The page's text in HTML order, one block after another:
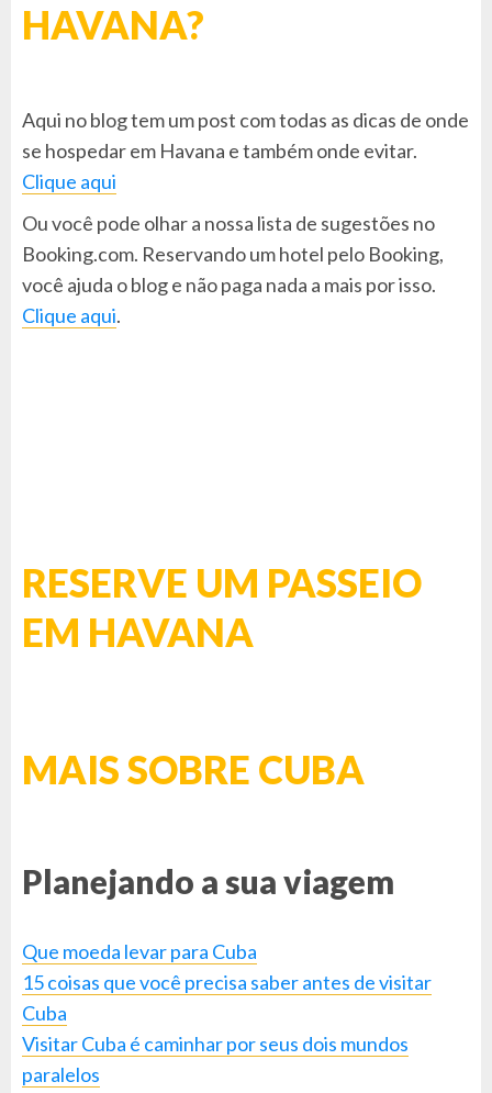
HAVANA?
Aqui no blog tem um post com todas as dicas de onde
se hospedar em Havana e também onde evitar.
Clique aqui
Ou você pode olhar a nossa lista de sugestões no
Booking.com. Reservando um hotel pelo Booking,
você ajuda o blog e não paga nada a mais por isso.
Clique aqui.
RESERVE UM PASSEIO
EM HAVANA
MAIS SOBRE CUBA
Planejando a sua viagem
Que moeda levar para Cuba
15 coisas que você precisa saber antes de visitar
Cuba
Visitar Cuba é caminhar por seus dois mundos
paralelos